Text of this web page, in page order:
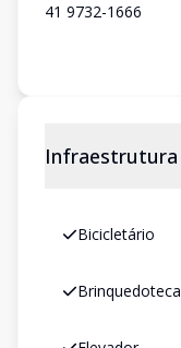
41 9732-1666
Infraestrutura
Bicicletário
Brinquedoteca